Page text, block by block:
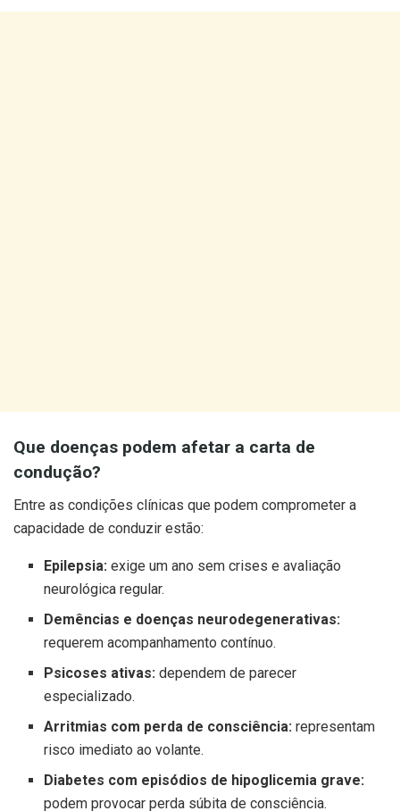
Que doenças podem afetar a carta de
condução?
Entre as condições clínicas que podem comprometer a
capacidade de conduzir estão:
Epilepsia: exige um ano sem crises e avaliação
neurológica regular.
Demências e doenças neurodegenerativas:
requerem acompanhamento contínuo.
Psicoses ativas: dependem de parecer
especializado.
Arritmias com perda de consciência: representam
risco imediato ao volante.
Diabetes com episódios de hipoglicemia grave:
podem provocar perda súbita de consciência.